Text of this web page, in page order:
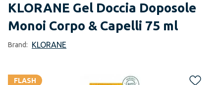
KLORANE Gel Doccia Doposole
Monoi Corpo & Capelli 75 ml
Brand: KLORANE
FLASH